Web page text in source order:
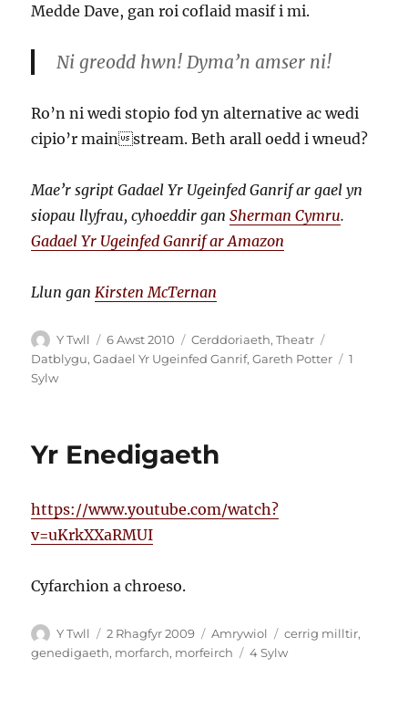
Medde Dave, gan roi coflaid masif i mi.
Ni greodd hwn! Dyma’n amser ni!
Ro’n ni wedi stopio fod yn alternative ac wedi
cipio’r mainstream. Beth arall oedd i wneud?
Mae’r sgript Gadael Yr Ugeinfed Ganrif ar gael yn
siopau llyfrau, cyhoeddir ganSherman Cymru.
Gadael Yr Ugeinfed Ganrif ar Amazon
Llun gan Kirsten McTernan
Awdur
Y Twll
Cofnodwyd
ar
6 Awst 2010 Categorïau
Cerddoriaeth,Theatr
Datblygu,Gadael Yr Ugeinfed Ganrif,Gareth Potter
1
Sylwar
Ganrif:
1992
o’r
sgript
Gareth
Yr Enedigaeth
https://www.youtube.com/watch?
v=uKrkXXaRMUI
Cyfarchion a chroeso.
Awdur
Y Twll
Cofnodwyd
ar
2 Rhagfyr 2009 Categorïau
Amrywiol Tagiau
cerrig milltir,
genedigaeth, morfarch, morfeirch 4 Sylwar